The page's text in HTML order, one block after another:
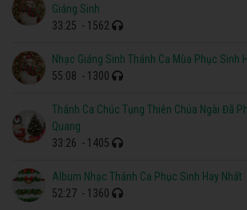
Giáng Sinh
33:25 - 1562
Nhạc Giáng Sinh Thánh Ca Mùa Phục Sinh
55:08 - 1300
Thánh Ca Chúc Tụng Thiên Chúa Ngài Đã
Quang
33:26 - 1405
Album Nhạc Thánh Ca Phục Sinh Hay Nhất
52:27 - 1360